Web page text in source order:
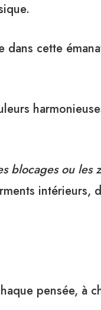
dans cette
blocages ou les
intérieurs,
pensée, à